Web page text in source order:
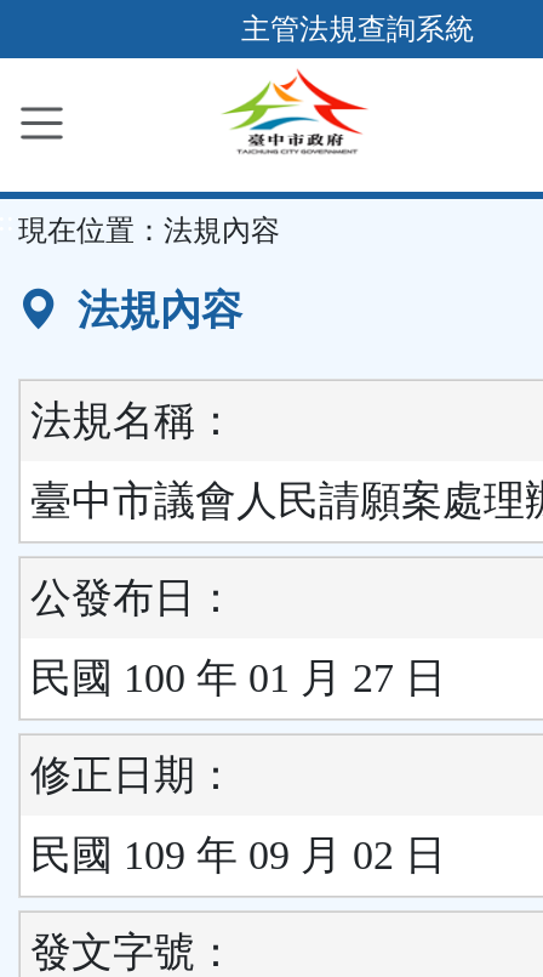
到
要
容
區
主管法規查詢系統
現在位置： 法規內容
法規內容
法規名稱：
臺中市議會人民請願案處理
公發布日：
民國 100 年 01 月 27 日
修正日期：
民國 109 年 09 月 02 日
發文字號：